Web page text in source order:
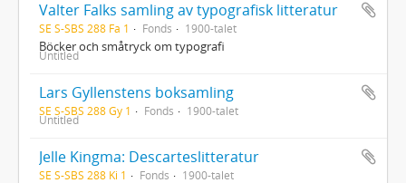
Valter Falks samling av typografisk litteratur
SE S-SBS 288 Fa 1 Fonds 1900-talet
Böcker och småtryck om typografi
Untitled
Lars Gyllenstens boksamling
SE S-SBS 288 Gy 1 Fonds 1900-talet
Untitled
Jelle Kingma: Descarteslitteratur
SE S-SBS 288 Ki 1 Fonds 1900-talet